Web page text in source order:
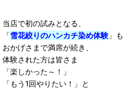
当店で初の試みとなる、
「雪花絞りのハンカチ染め体験」も
おかげさまで満席が続き、
体験された方は皆さま
「楽しかった～！」
「もう1回やりたい！」と